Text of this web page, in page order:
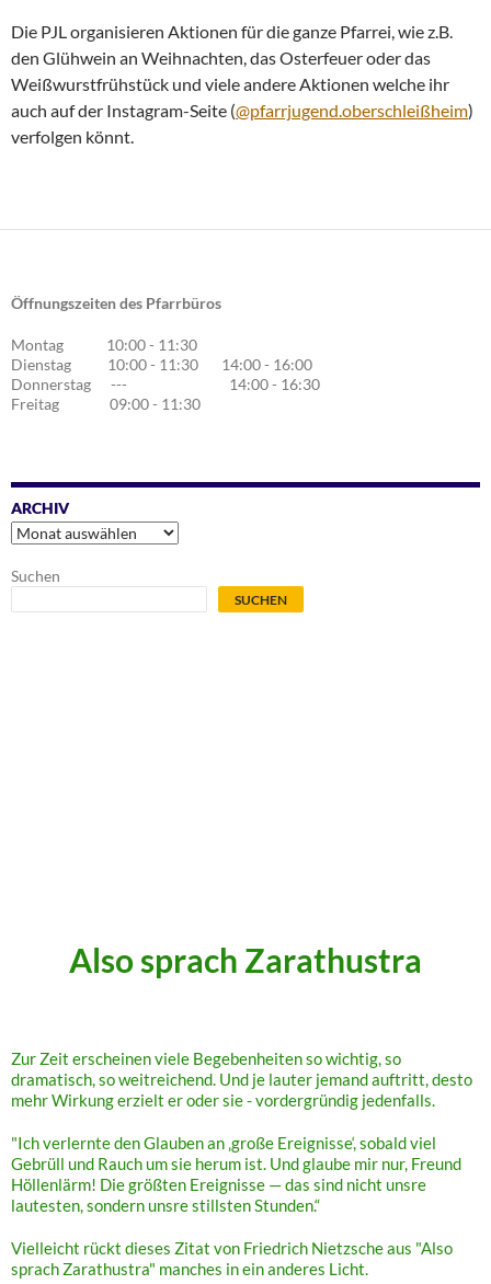
Die PJL organisieren Aktionen für die ganze Pfarrei, wie z.B.
den Glühwein an Weihnachten, das Osterfeuer oder das
Weißwurstfrühstück und viele andere Aktionen welche ihr
auch auf der Instagram-Seite (@pfarrjugend.oberschleißheim)
verfolgen könnt.
Öffnungszeiten des Pfarrbüros
Montag 10:00 - 11:30
Dienstag 10:00 - 11:30 14:00 - 16:00
Donnerstag --- 14:00 - 16:30
Freitag 09:00 - 11:30
ARCHIV
Archiv
Suchen
SUCHEN
Also sprach Zarathustra
Zur Zeit erscheinen viele Begebenheiten so wichtig, so
dramatisch, so weitreichend. Und je lauter jemand auftritt, desto
mehr Wirkung erzielt er oder sie - vordergründig jedenfalls.
"Ich verlernte den Glauben an ‚große Ereignisse‘, sobald viel
Gebrüll und Rauch um sie herum ist. Und glaube mir nur, Freund
Höllenlärm! Die größten Ereignisse — das sind nicht unsre
lautesten, sondern unsre stillsten Stunden.“
Vielleicht rückt dieses Zitat von Friedrich Nietzsche aus "Also
sprach Zarathustra" manches in ein anderes Licht.